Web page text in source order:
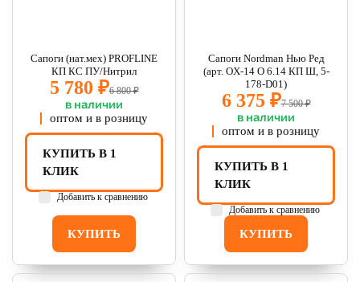
Сапоги (нат.мех) PROFLINE
КП КС ПУ/Нитрил
5 780 ₽6 800 ₽
в наличии
оптом и в розницу
КУПИТЬ
КУПИТЬ В 1
КЛИК
Добавить к сравнению
Сапоги Nordman Нью Ред
(арт. OX-14 O 6.14 КП Ш, 5-
178-D01)
6 375 ₽7 500 ₽
в наличии
оптом и в розницу
КУПИТЬ
КУПИТЬ В 1
КЛИК
Добавить к сравнению